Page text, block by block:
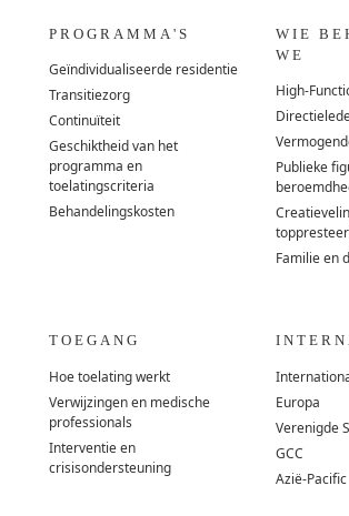
PROGRAMMA'S
Geïndividualiseerde residentie
Transitiezorg
Continuïteit
Geschiktheid van het
programma en
toelatingscriteria
Behandelingskosten
WIE
WE
High-
Publieke
Familie en
TOEGANG
Hoe toelating werkt
Verwijzingen en medische
professionals
Interventie en
crisisondersteuning
Europa
Verenigde
GCC
Azië-Pacific